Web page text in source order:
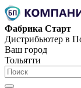
Фабрика Старт
Дистрибьютер в
Ваш город
Тольятти